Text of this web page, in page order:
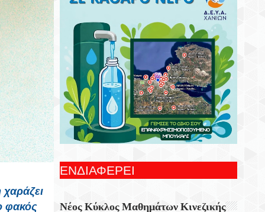
φακός
Γιορτή Εφτάζυμου Στην Κασταμονίτσα Με
Την Στήριξη Της Περιφέρειας Κρήτης
Οι Παραστάσεις Στα Κηποθέατρα Του
Δήμου Ηρακλείου,τη Δευτέρα 10
Αυγούστου 2026
Ξεκίνησε Η Ετήσια Έρευνα Επισκεπτών
Του Epaithros+ Για Τον Τουρισμό
Υπαίθρου Στην Ελλάδα
«Αυτοσχεδιασμοί» Με Τον Σωτήρη
Αλεξάκη Και Τον Αλέξανδρο Κανακάκη
ΕΝΔΙΑΦΕΡΕΙ
Νέος Κύκλος Μαθημάτων Κινεζικής